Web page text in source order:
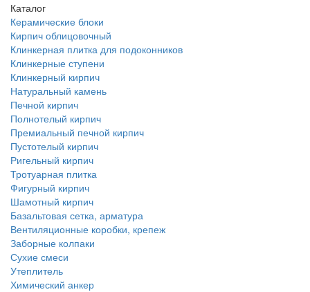
Каталог
Керамические блоки
Кирпич облицовочный
Клинкерная плитка для подоконников
Клинкерные ступени
Клинкерный кирпич
Натуральный камень
Печной кирпич
Полнотелый кирпич
Премиальный печной кирпич
Пустотелый кирпич
Ригельный кирпич
Тротуарная плитка
Фигурный кирпич
Шамотный кирпич
Базальтовая сетка, арматура
Вентиляционные коробки, крепеж
Заборные колпаки
Сухие смеси
Утеплитель
Химический анкер